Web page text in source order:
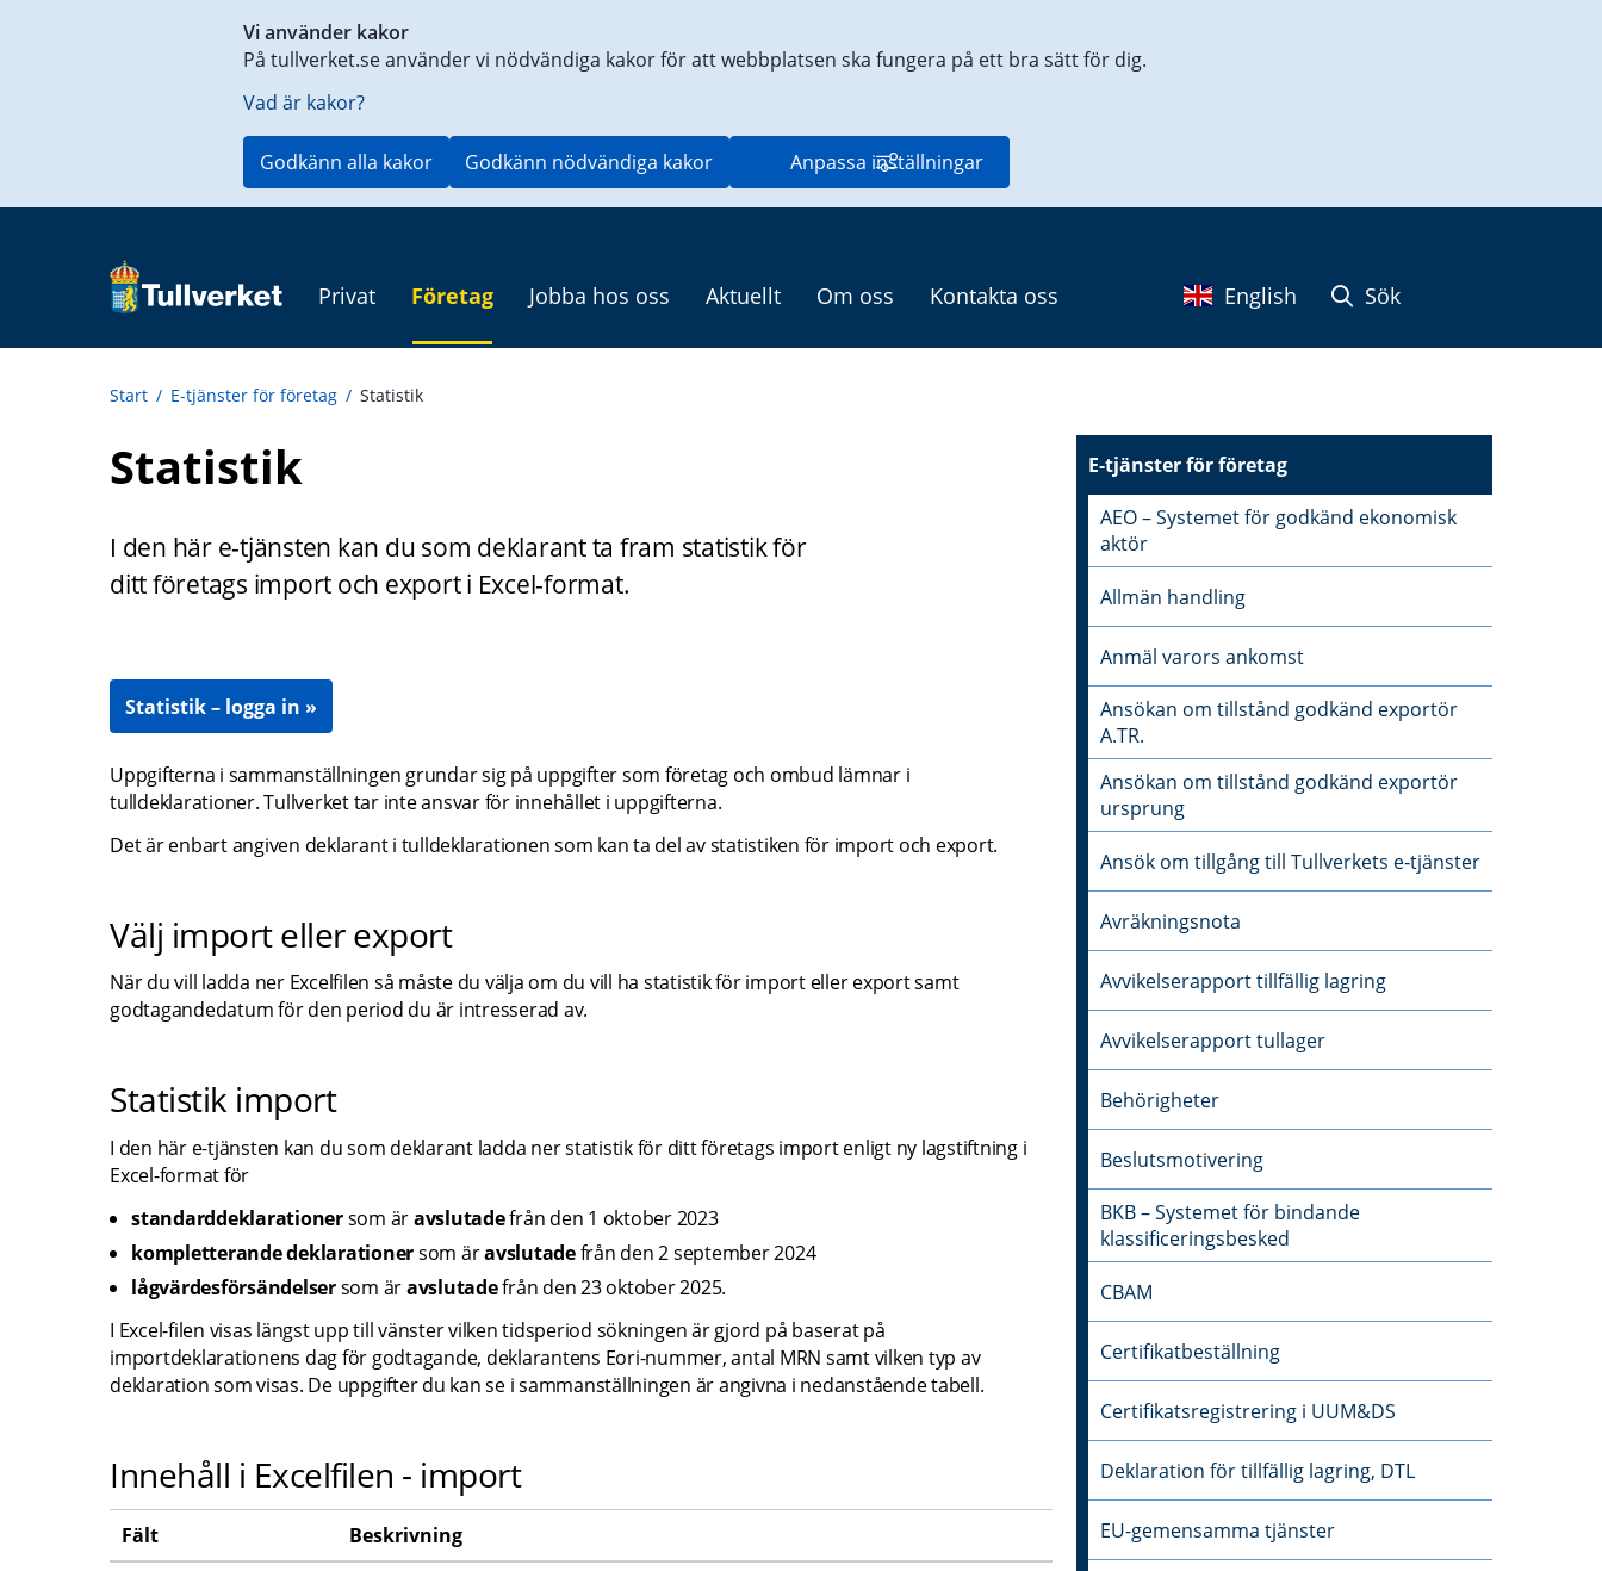
Vi använder kakor
På tullverket.se använder vi nödvändiga kakor för att webbplatsen ska fungera på ett bra sätt för dig.
Vad är kakor?
Godkänn alla kakor Godkänn nödvändiga kakor Anpassa inställningar
Privat Företag Jobba hos oss Aktuellt Om oss Kontakta oss English Sök
Start / E-tjänster för företag / Statistik
Statistik
I den här e-tjänsten kan du som deklarant ta fram statistik för
ditt företags import och export i Excel-format.
Statistik – logga in
Uppgifterna i sammanställningen grundar sig på uppgifter som företag och ombud lämnar i
tulldeklarationer. Tullverket tar inte ansvar för innehållet i uppgifterna.
Det är enbart angiven deklarant i tulldeklarationen som kan ta del av statistiken för import och export.
Välj import eller export
När du vill ladda ner Excelfilen så måste du välja om du vill ha statistik för import eller export samt
godtagandedatum för den period du är intresserad av.
Statistik import
I den här e-tjänsten kan du som deklarant ladda ner statistik för ditt företags import enligt ny lagstiftning i
Excel-format för
standarddeklarationer som är avslutadefrån den 1 oktober 2023
kompletterande deklarationer som är avslutade från den 2 september 2024
lågvärdesförsändelser som är avslutade från den 23 oktober 2025.
I Excel-filen visas längst upp till vänster vilken tidsperiod sökningen är gjord på baserat på
importdeklarationens dag för godtagande, deklarantens Eori-nummer, antal MRN samt vilken typ av
deklaration som visas. De uppgifter du kan se i sammanställningen är angivna i nedanstående tabell.
Innehåll i Excelfilen - import
Fält
Beskrivning
E-tjänster för företag
AEO – Systemet för godkänd ekonomisk
aktör
Allmän handling
Anmäl varors ankomst
Ansökan om tillstånd godkänd exportör
A.TR.
Ansökan om tillstånd godkänd exportör
ursprung
Ansök om tillgång till Tullverkets e‑tjänster
Avräkningsnota
Avvikelserapport tillfällig lagring
Avvikelserapport tullager
Behörigheter
Beslutsmotivering
BKB – Systemet för bindande
klassificeringsbesked
CBAM
Certifikatbeställning
Certifikatsregistrering i UUM&DS
Deklaration för tillfällig lagring, DTL
EU-gemensamma tjänster